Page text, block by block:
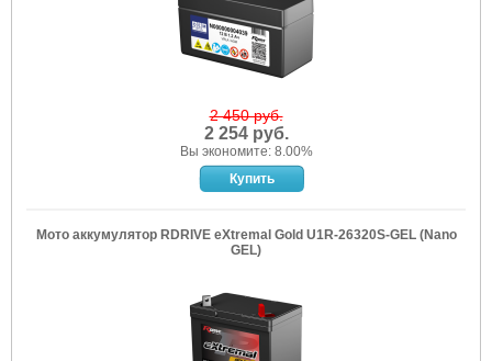
2 450 руб.
2 254 руб.
Вы экономите: 8.00%
Мото аккумулятор RDRIVE eXtremal Gold U1R-26320S-GEL (Nano
GEL)